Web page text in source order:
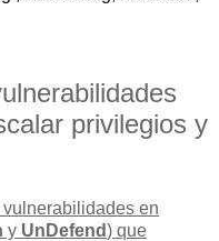
privilegios y
vulnerabilidades en
y UnDefend) que